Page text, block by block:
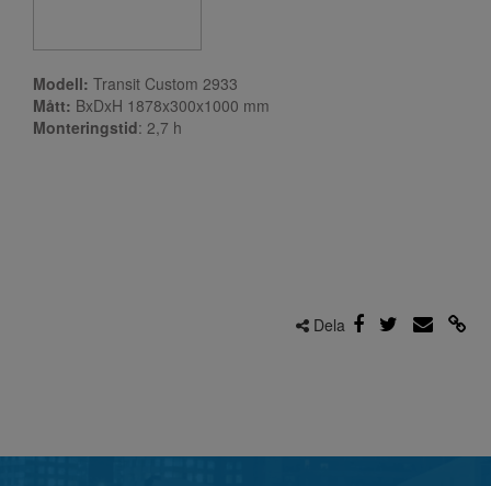
Modell: Transit Custom 2933
Mått: BxDxH 1878x300x1000 mm
Monteringstid: 2,7 h
Dela